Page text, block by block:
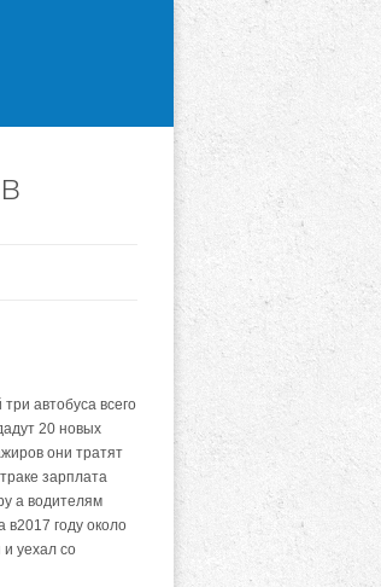
автобуса всего
20 новых
они тратят
зарплата
а водителям
в2017 году около
уехал со